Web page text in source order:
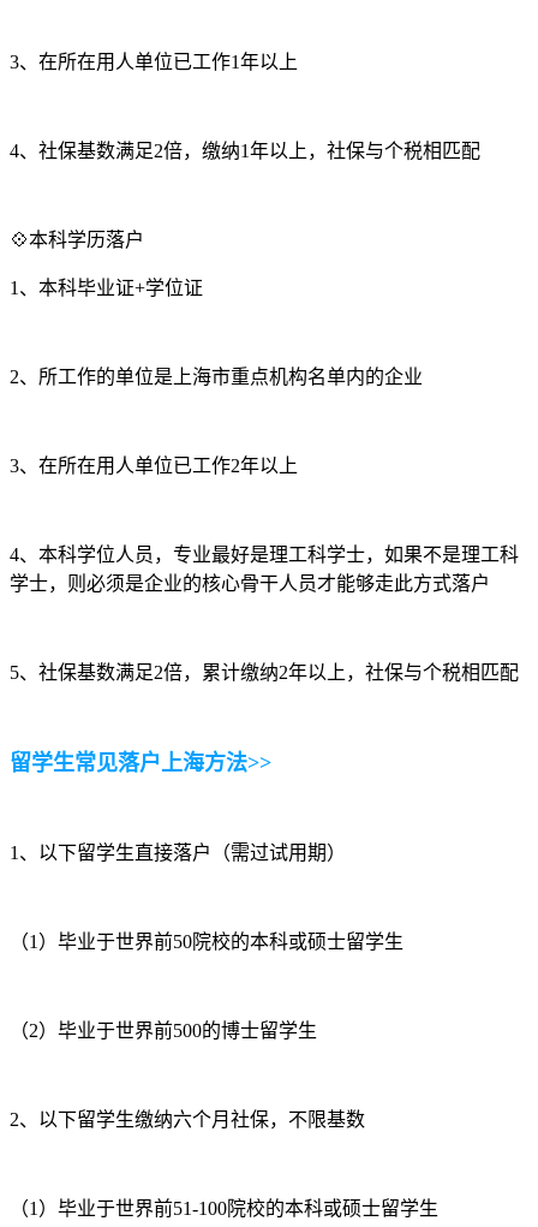
3、在所在用人单位已工作1年以上
4、社保基数满足2倍，缴纳1年以上，社保与个税相匹配
💠本科学历落户
1、本科毕业证+学位证
2、所工作的单位是上海市重点机构名单内的企业
3、在所在用人单位已工作2年以上
4、本科学位人员，专业最好是理工科学士，如果不是理工科
学士，则必须是企业的核心骨干人员才能够走此方式落户
5、社保基数满足2倍，累计缴纳2年以上，社保与个税相匹配
留学生常见落户上海方法>>
1、以下留学生直接落户（需过试用期）
（1）毕业于世界前50院校的本科或硕士留学生
（2）毕业于世界前500的博士留学生
2、以下留学生缴纳六个月社保，不限基数
（1）毕业于世界前51-100院校的本科或硕士留学生